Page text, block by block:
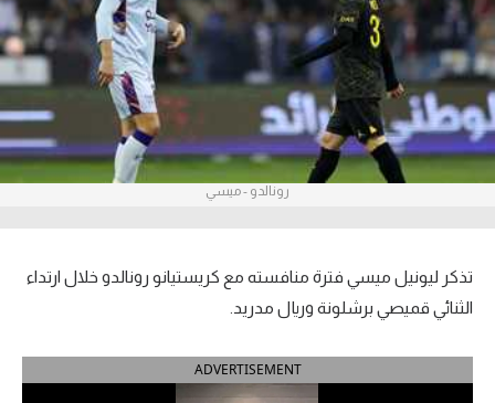
آراء حرة
ركن الألعاب
بطولات
أمريكا 2026
الدوري الإنجليزي الممتاز
الدوري الإسباني
رونالدو - ميسي
تذكر ليونيل ميسي فترة منافسته مع كريستيانو رونالدو خلال ارتداء
الثنائي قميصي برشلونة وريال مدريد.
ADVERTISEMENT